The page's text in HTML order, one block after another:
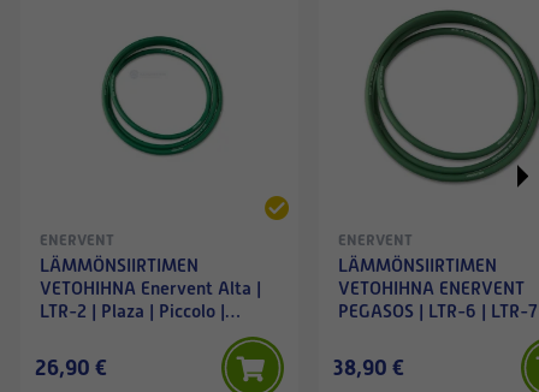
ENERVENT
LÄMMÖNSIIRTIMEN
VETOHIHNA Enervent Alta |
LTR-2 | Plaza | Piccolo |
26,90 €
ENERVENT
LÄMMÖNSIIRTIMEN
VETOHIHNA ENERVENT
PEGASOS | LTR-6 | LTR-7
38,90 €